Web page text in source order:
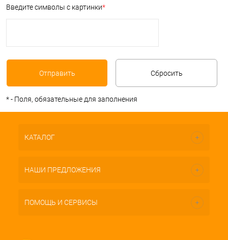
Введите символы с картинки*
*- Поля, обязательные для заполнения
КАТАЛОГ
НАШИ ПРЕДЛОЖЕНИЯ
ПОМОЩЬ И СЕРВИСЫ